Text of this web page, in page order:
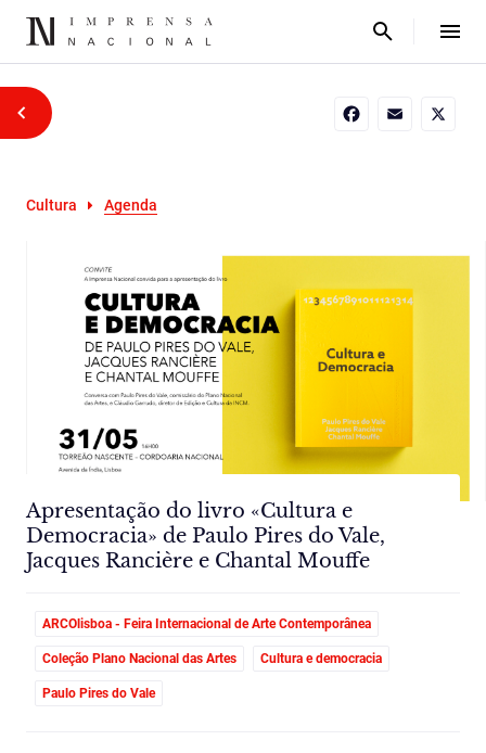
Cultura Agenda
Apresentação do livro «Cultura e
Democracia» de Paulo Pires do Vale,
Jacques Rancière e Chantal Mouffe
ARCOlisboa - Feira Internacional de Arte Contemporânea
Coleção Plano Nacional das Artes Cultura e democracia
Paulo Pires do Vale